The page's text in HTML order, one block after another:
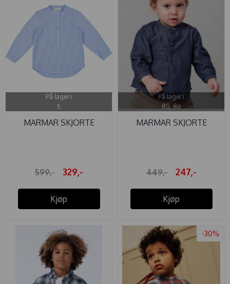
På lager i
5
MARMAR SKJORTE
599,- 329,-
Kjøp
På lager i
80, 86
MARMAR SKJORTE
449,- 247,-
Kjøp
-30%